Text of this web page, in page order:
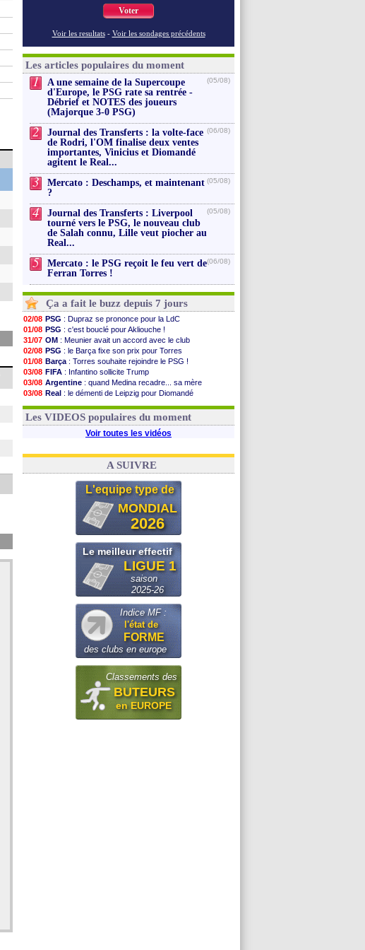
Voter
Voir les resultats - Voir les sondages précédents
Les articles populaires du moment
1
A une semaine de la Supercoupe
d'Europe, le PSG rate sa rentrée -
Débrief et NOTES des joueurs
(Majorque 3-0 PSG)
(05/08)
2
Journal des Transferts : la volte-face
de Rodri, l'OM finalise deux ventes
importantes, Vinicius et Diomandé
agitent le Real...
(06/08)
3
Mercato : Deschamps, et maintenant
?
(05/08)
4
Journal des Transferts : Liverpool
tourné vers le PSG, le nouveau club
de Salah connu, Lille veut piocher au
Real...
(05/08)
5
Mercato : le PSG reçoit le feu vert de
Ferran Torres !
(06/08)
Ça a fait le buzz depuis 7 jours
02/08 PSG : Dupraz se prononce pour la LdC
01/08 PSG : c'est bouclé pour Akliouche !
31/07 OM : Meunier avait un accord avec le club
02/08 PSG : le Barça fixe son prix pour Torres
01/08 Barça : Torres souhaite rejoindre le PSG !
03/08 FIFA : Infantino sollicite Trump
03/08 Argentine : quand Medina recadre... sa mère
03/08 Real : le démenti de Leipzig pour Diomandé
31/07 FIFA: le conseiller d'Infantino démissionne !
Les VIDEOS populaires du moment
Voir toutes les vidéos
A SUIVRE
L'equipe type de
MONDIAL
2026
Le meilleur effectif
LIGUE 1
saison
2025-26
Indice MF :
l'état de
FORME
des clubs en europe
Classements des
BUTEURS
en EUROPE